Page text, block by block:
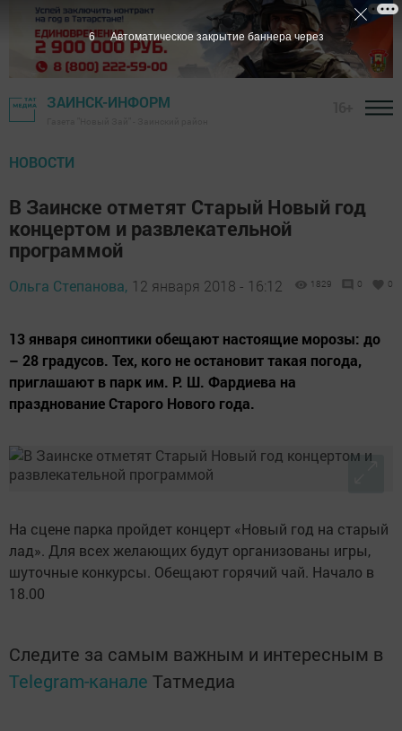
ЗАИНСК-ИНФОРМ
НОВОСТИ
В Заинске отметят Старый Новый год
концертом и развлекательной
программой
Ольга Степанова, 12 января 2018 - 16:12 1829 0 0
13 января синоптики обещают настоящие морозы: до
– 28 градусов. Тех, кого не остановит такая погода,
приглашают в парк им. Р. Ш. Фардиева на
празднование Старого Нового года.
На сцене парка пройдет концерт «Новый год на старый
лад». Для всех желающих будут организованы игры,
шуточные конкурсы. Обещают горячий чай. Начало в
18.00
Следите за самым важным и интересным в
Telegram-канале Татмедиа
5 Автоматическое закрытие баннера через